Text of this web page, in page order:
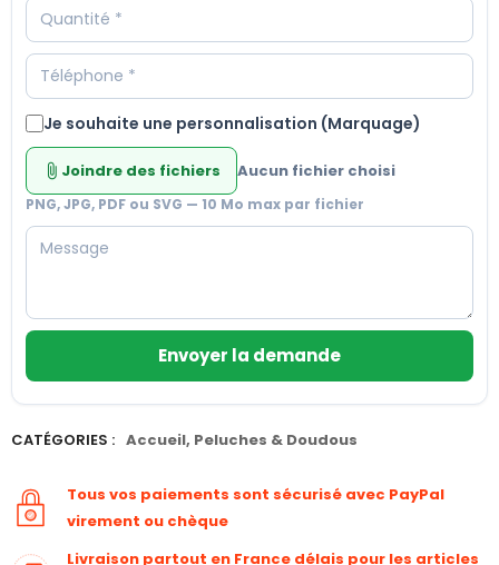
Je souhaite une personnalisation (Marquage)
attach_file Joindre des fichiers Aucun fichier choisi
PNG, JPG, PDF ou SVG — 10 Mo max par fichier
Envoyer la demande
CATÉGORIES : Accueil, Peluches & Doudous
Tous vos paiements sont sécurisé avec PayPal
virement ou chèque
Livraison partout en France délais pour les articles